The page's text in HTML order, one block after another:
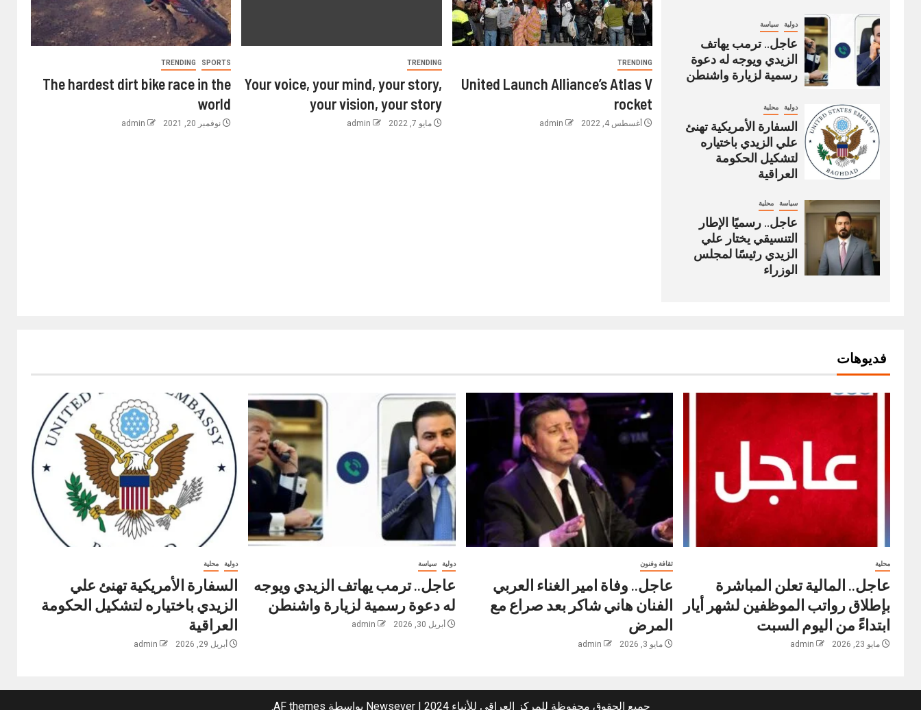
TRENDING
United Launch Alliance’s Atlas V
rocket
أغسطس 4, 2022 admin
TRENDING
Your voice, your mind, your story,
your vision, your story
مايو 7, 2022 admin
SPORTS
TRENDING
The hardest dirt bike race in the
world
نوفمبر 20, 2021 admin
دولية سياسة
عاجل.. ترمب يهاتف
الزيدي ويوجه له دعوة
رسمية لزيارة واشنطن
دولية محلية
السفارة الأمريكية تهنئ
علي الزيدي باختياره
لتشكيل الحكومة
العراقية
سياسة محلية
عاجل.. رسميًا الإطار
التنسيقي يختار علي
الزيدي رئيسًا لمجلس
الوزراء
فديوهات
محلية
عاجل.. المالية تعلن المباشرة
بإطلاق رواتب ‏الموظفين لشهر أيار
ابتداءً من اليوم السبت
مايو 23, 2026 admin
ثقافة وفنون
عاجل.. وفاة امير الغناء العربي
الفنان هاني شاكر بعد صراع مع
المرض
مايو 3, 2026 admin
دولية سياسة
عاجل.. ترمب يهاتف الزيدي ويوجه
له دعوة رسمية لزيارة واشنطن
أبريل 30, 2026 admin
دولية محلية
السفارة الأمريكية تهنئ علي
الزيدي باختياره لتشكيل الحكومة
العراقية
أبريل 29, 2026 admin
جميع الحقوق محفوظة للمركز العراقي للأنباء 2024 |
Newsever بواسطة AF themes.